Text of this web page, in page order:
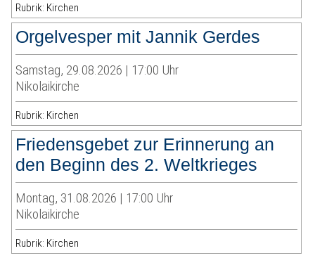
Rubrik: Kirchen
Orgelvesper mit Jannik Gerdes
Samstag, 29.08.2026 | 17:00 Uhr
Nikolaikirche
Rubrik: Kirchen
Friedensgebet zur Erinnerung an
den Beginn des 2. Weltkrieges
Montag, 31.08.2026 | 17:00 Uhr
Nikolaikirche
Rubrik: Kirchen